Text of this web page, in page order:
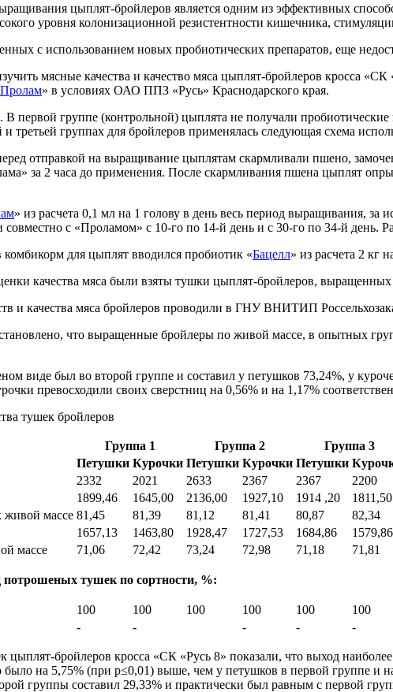
цыплят-бройлеров является одним из эффективных
уровня колонизационной резистентности кишечника,
с использованием новых пробиотических препаратов, еще
мясные качества и качество мяса цыплят-бройлеров кросса
Пролам» в условиях ОАО ППЗ «Русь» Краснодарского края.
первой группе (контрольной) цыплята не получали
третьей группах для бройлеров применялась следующая схема
отправкой на выращивание цыплятам скармливали пшено,
за 2 часа до применения. После скармливания пшена цыплят
» из расчета 0,1 мл на 1 голову в день весь период выращивания,
с «Проламом» с 10-го по 14-й день и с 30-го по 34-й день.
для цыплят вводился пробиотик «Бацелл» из расчета 2 кг
качества мяса были взяты тушки цыплят-бройлеров,
и качества мяса бройлеров проводили в ГНУ ВНИТИП
что выращенные бройлеры по живой массе, в опытных
виде был во второй группе и составил у петушков 73,24%, у
превосходили своих сверстниц на 0,56% и на 1,17%
тушек бройлеров
Группа 1 Группа 2
Группа 3
Петушки Курочки Петушки Курочки Петушки
2332 2021 2633 2367 2367
2200
1899,46 1645,00 2136,00 1927,10 1914 ,20
1811,50
живой массе 81,45 81,39 81,12 81,41 80,87
82,34
1657,13 1463,80 1928,47 1727,53 1684,86
1579,86
массе
71,06 72,42 73,24 72,98 71,18 71,81
тушек по сортности, %:
100 100 100 100 100
100
- - - - -
цыплят-бройлеров кросса «СК «Русь 8» показали, что выход
на 5,75% (при p≤0,01) выше, чем у петушков в первой группе и
группы составил 29,33% и практически был равным с первой